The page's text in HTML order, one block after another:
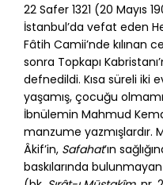
22 Safer 1321 (20 Mayıs
İstanbul’da vefat eden
Fâtih Camii’nde kılınan
sonra Topkapı
defnedildi. Kısa süreli iki
yaşamış, çocuğu
İbnülemin Mahmud
manzume yazmışlardır.
Âkif’in, Safahat’ın
baskılarında